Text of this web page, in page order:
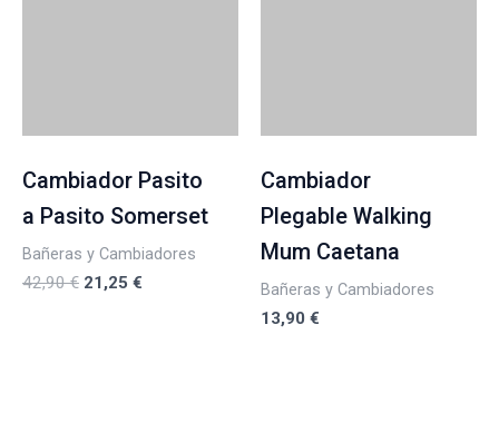
Cambiador Pasito
a Pasito Somerset
Bañeras y Cambiadores
42,90€ 21,25 €
Cambiador
Plegable Walking
Mum Caetana
Bañeras y Cambiadores
13,90 €